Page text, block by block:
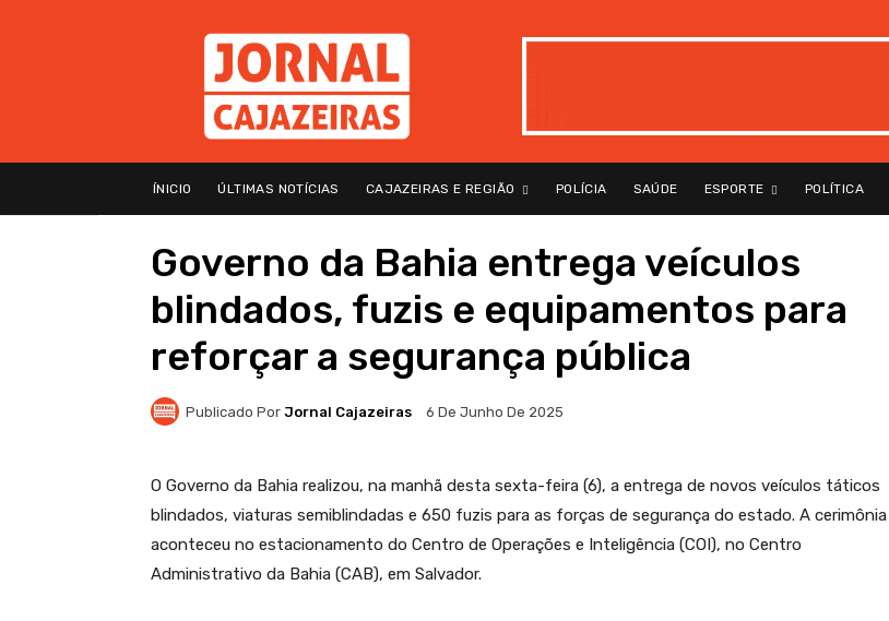
ÍNICIO ÚLTIMAS NOTÍCIAS CAJAZEIRAS E REGIÃO POLÍCIA SAÚDE ESPORTE POLÍTICA
Governo da Bahia entrega veículos
blindados, fuzis e equipamentos para
reforçar a segurança pública
Publicado Por Jornal Cajazeiras 6 De Junho De 2025
O Governo da Bahia realizou, na manhã desta sexta-feira (6), a entrega de novos veículos táticos
blindados, viaturas semiblindadas e 650 fuzis para as forças de segurança do estado. A cerimônia
aconteceu no estacionamento do Centro de Operações e Inteligência (COI), no Centro
Administrativo da Bahia (CAB), em Salvador.